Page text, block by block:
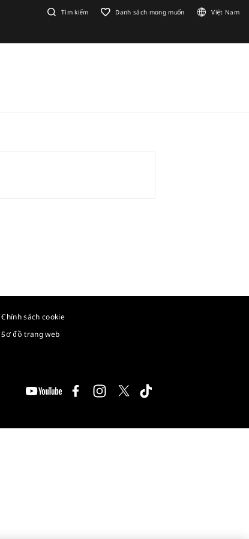
Tìm kiếm Danh sách mong muốn Việt Nam
Chính sách cookie
Sơ đồ trang web